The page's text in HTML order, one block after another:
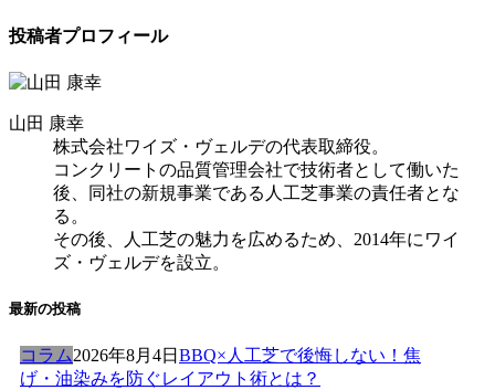
投稿者プロフィール
山田 康幸
株式会社ワイズ・ヴェルデの代表取締役。
コンクリートの品質管理会社で技術者として働いた
後、同社の新規事業である人工芝事業の責任者とな
る。
その後、人工芝の魅力を広めるため、2014年にワイ
ズ・ヴェルデを設立。
最新の投稿
コラム2026年8月4日 BBQ×人工芝で後悔しない！焦
げ・油染みを防ぐレイアウト術とは？